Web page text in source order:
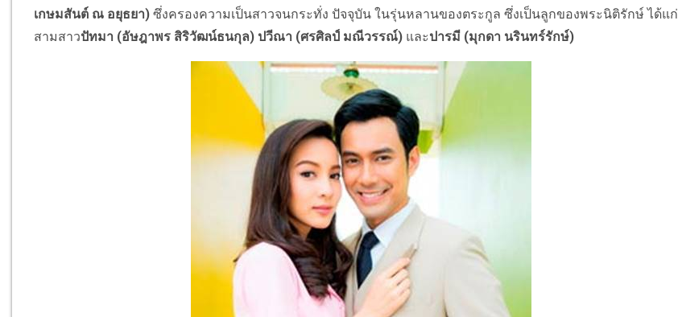
เกษมสันต์ ณ อยุธยา)ซึ่งครองความเป็นสาวจนกระทั่ง ปัจจุบัน ในรุ่นหลานของตระกูล ซึ่งเป็นลูกของพระนิติรักษ์ ได้แก่
สามสาวปัทมา (อัษฎาพร สิริวัฒน์ธนกุล) ปวีณา (ศรศิลป์ มณีวรรณ์) และปารมี (มุกดา นรินทร์รักษ์)